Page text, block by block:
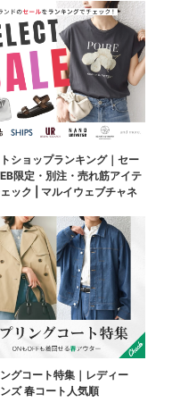
ショップランキング｜セー
限定・別注・売れ筋アイテ
ック | マルイウェブチャネ
グコート特集｜レディー
ズ 春コート人気順